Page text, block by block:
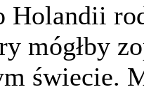
Holandii
mógłby
świecie.